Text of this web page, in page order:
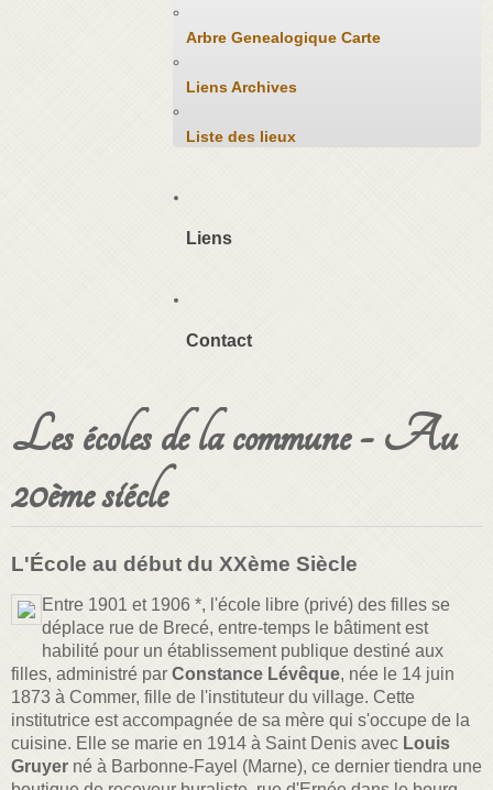
Arbre Genealogique Carte
Liens Archives
Liste des lieux
Liens
Contact
Les écoles de la commune - Au
20ème siécle
L'École au début du XXème Siècle
Entre 1901 et 1906 *, l'école libre (privé) des filles se
déplace rue de Brecé, entre-temps le bâtiment est
habilité pour un établissement publique destiné aux
filles, administré par Constance Lévêque, née le 14 juin
1873 à Commer, fille de l'instituteur du village. Cette
institutrice est accompagnée de sa mère qui s'occupe de la
cuisine. Elle se marie en 1914 à Saint Denis avec Louis
Gruyer né à Barbonne-Fayel (Marne), ce dernier tiendra une